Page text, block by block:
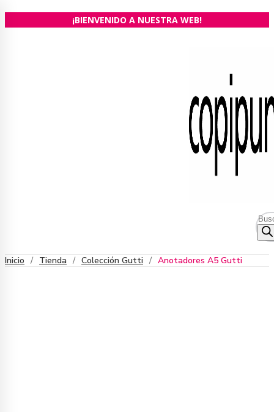
¡BIENVENIDO A NUESTRA WEB!
de
Inicio / Tienda / Colección Gutti / Anotadores A5 Gutti